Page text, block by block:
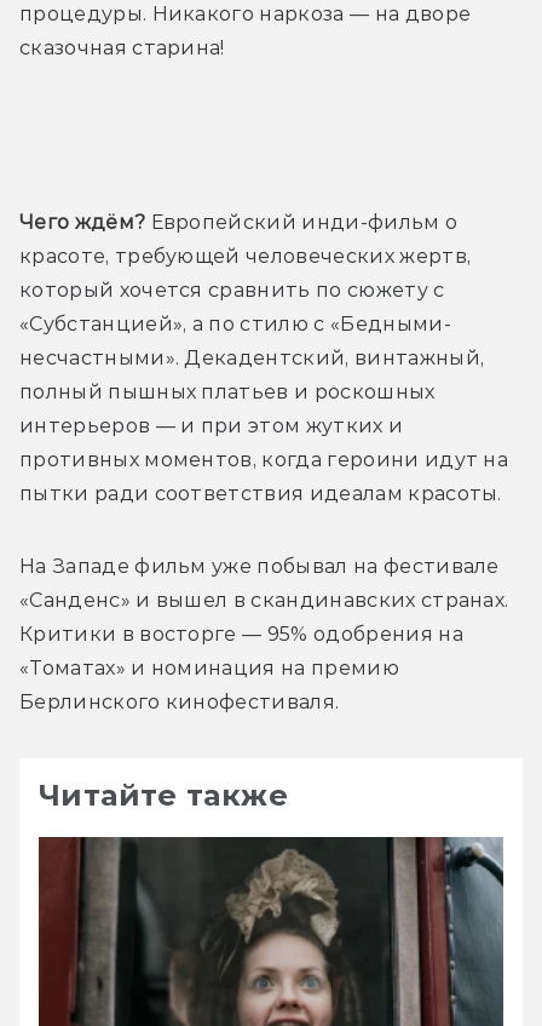
процедуры. Никакого наркоза — на дворе
сказочная старина!
Чего ждём? Европейский инди-фильм о
красоте, требующей человеческих жертв,
который хочется сравнить по сюжету с
«Субстанцией», а по стилю с «Бедными-
несчастными». Декадентский, винтажный,
полный пышных платьев и роскошных
интерьеров — и при этом жутких и
противных моментов, когда героини идут на
пытки ради соответствия идеалам красоты.
На Западе фильм уже побывал на фестивале
«Санденс» и вышел в скандинавских странах.
Критики в восторге — 95% одобрения на
«Томатах» и номинация на премию
Берлинского кинофестиваля.
Читайте также